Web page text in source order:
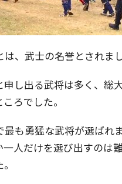
、武士の名誉とされまし
し出る武将は多く、総
ろでした。
も勇猛な武将が選ばれ
人だけを選び出すのは